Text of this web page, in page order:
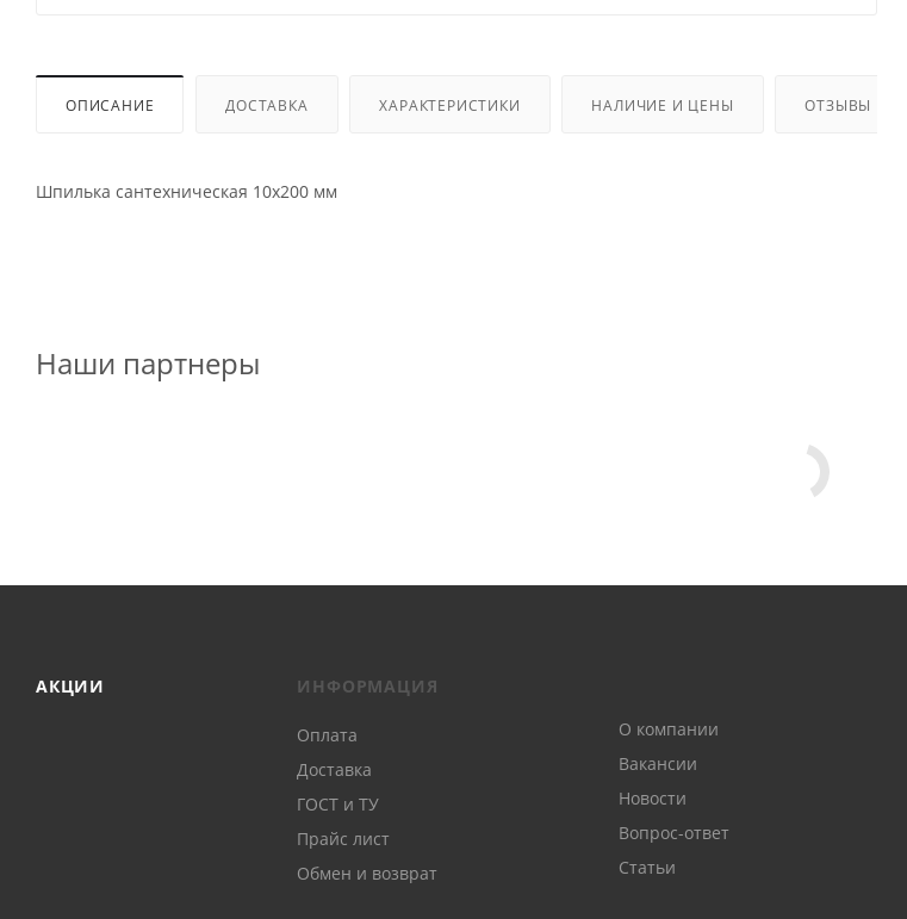
ОПИСАНИЕ ДОСТАВКА ХАРАКТЕРИСТИКИ НАЛИЧИЕ И ЦЕНЫ ОТЗЫВЫ
Шпилька сантехническая 10x200 мм
Наши партнеры
АКЦИИ ИНФОРМАЦИЯ
Оплата
Доставка
ГОСТ и ТУ
Прайс лист
Обмен и возврат
О компании
Вакансии
Новости
Вопрос-ответ
Статьи